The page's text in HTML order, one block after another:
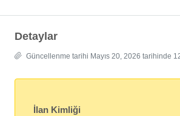
Detaylar
Güncellenme tarihi Mayıs 20, 2026 tarihinde
İlan Kimliği